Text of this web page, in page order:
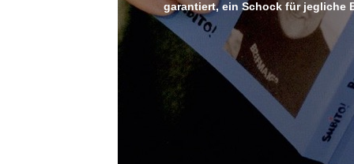
garantiert, ein Schock für jegliche